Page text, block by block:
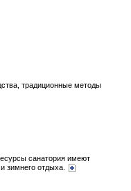
традиционные методы
санатория имеют
зимнего отдыха.